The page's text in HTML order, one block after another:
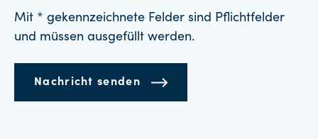
Mit * gekennzeichnete Felder sind Pflichtfelder
und müssen ausgefüllt werden.
Nachricht senden